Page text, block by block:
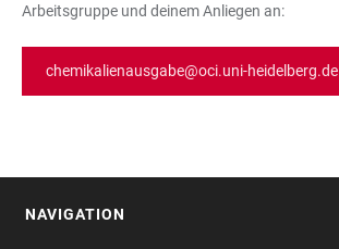
Arbeitsgruppe und deinem Anliegen an:
chemikalienausgabe@oci.uni-heidelberg.de
NAVIGATION